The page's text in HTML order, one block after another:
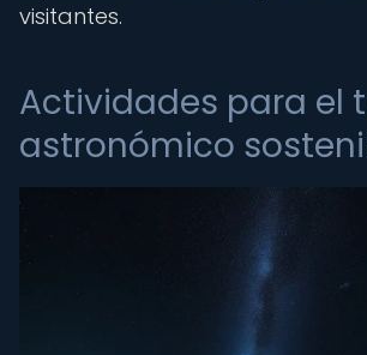
visitantes.
Actividades para el
astronómico